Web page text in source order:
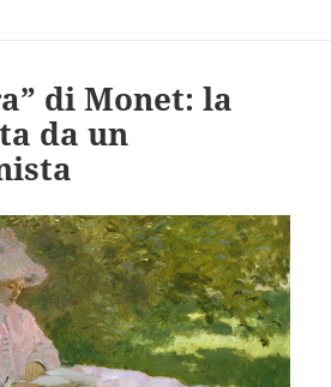
di Monet: la
da un